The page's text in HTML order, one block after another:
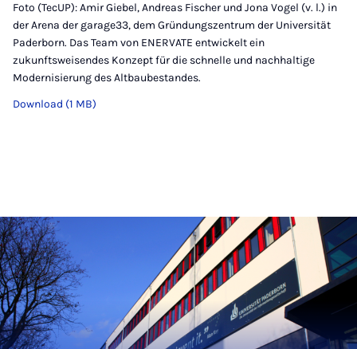
Foto (TecUP): Amir Giebel, Andreas Fischer und Jona Vogel (v. l.) in
der Arena der garage33, dem Gründungszentrum der Universität
Paderborn. Das Team von ENERVATE entwickelt ein
zukunftsweisendes Konzept für die schnelle und nachhaltige
Modernisierung des Altbaubestandes.
Download (1 MB)